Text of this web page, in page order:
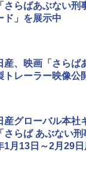
「さらばあぶない
ド」を展示中
産、映画「さらば
トレーラー映像公
産グローバル本社
「さらば あぶない
1月13日～2月29日